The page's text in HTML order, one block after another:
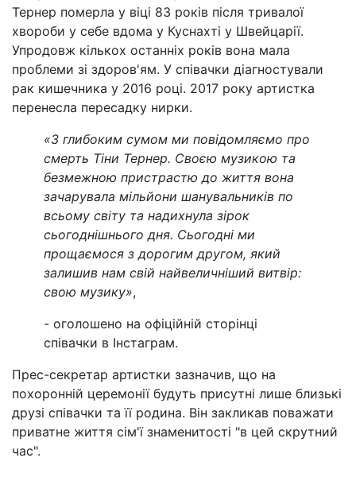
Тернер померла у віці 83 років після тривалої
хвороби у себе вдома у Куснахті у Швейцарії.
Упродовж кількох останніх років вона мала
проблеми зі здоров'ям. У співачки діагностували
рак кишечника у 2016 році. 2017 року артистка
перенесла пересадку нирки.
«З глибоким сумом ми повідомляємо про
смерть Тіни Тернер. Своєю музикою та
безмежною пристрастю до життя вона
зачарувала мільйони шанувальників по
всьому світу та надихнула зірок
сьогоднішнього дня. Сьогодні ми
прощаємося з дорогим другом, який
залишив нам свій найвеличніший витвір:
свою музику»,
- оголошено на офіційній сторінці
співачки в Інстаграм.
Прес-секретар артистки зазначив, що на
похоронній церемонії будуть присутні лише близькі
друзі співачки та її родина. Він закликав поважати
приватне життя сім'ї знаменитості "в цей скрутний
час".